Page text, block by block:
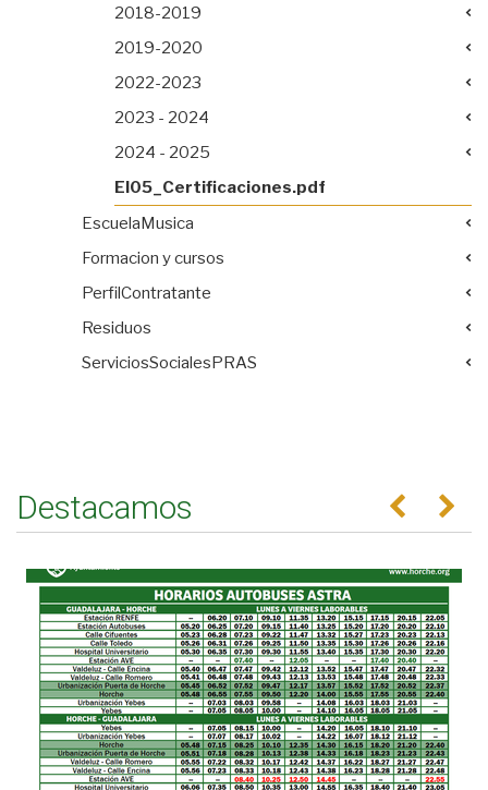
2018-2019
2019-2020
2022-2023
2023 - 2024
2024 - 2025
EI05_Certificaciones.pdf
EscuelaMusica
Formacion y cursos
PerfilContratante
Residuos
ServiciosSocialesPRAS
Destacamos Anterior